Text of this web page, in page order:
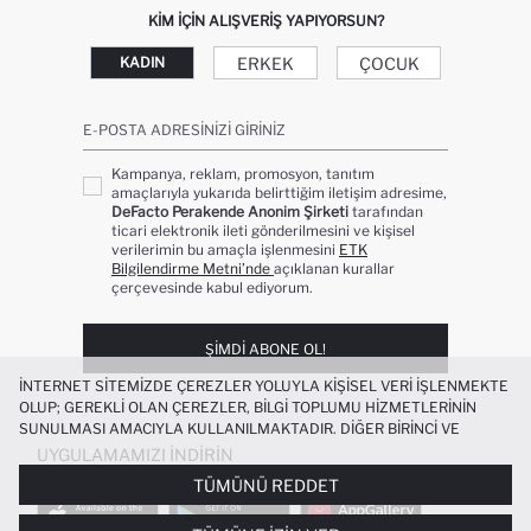
KIM IÇIN ALIŞVERIŞ YAPIYORSUN?
KADIN ERKEK ÇOCUK
E-POSTA ADRESINIZI GIRINIZ
Kampanya, reklam, promosyon, tanıtım
amaçlarıyla yukarıda belirttiğim iletişim adresime,
DeFacto Perakende Anonim Şirketi tarafından
ticari elektronik ileti gönderilmesini ve kişisel
verilerimin bu amaçla işlenmesini ETK
Bilgilendirme Metni’nde açıklanan kurallar
çerçevesinde kabul ediyorum.
ŞIMDI ABONE OL!
UYGULAMAMIZI İNDIRIN
İNTERNET SITEMIZDE ÇEREZLER YOLUYLA KIŞISEL VERI IŞLENMEKTE
OLUP; GEREKLI OLAN ÇEREZLER, BILGI TOPLUMU HIZMETLERININ
SUNULMASI AMACIYLA KULLANILMAKTADIR. DIĞER BIRINCI VE
ÜÇÜNCÜ TARAF ÇEREZLER ISE SIZE DAHA IYI BIR ALIŞVERIŞ
DENEYIMI SUNULABILMESI, SITEMIZIN DAHA IŞLEVSEL KILINMASI VE
KIŞISELLEŞTIRMESI VE AÇIK RIZA VERMENIZ HALINDE, SIZLERE
YÖNELIK PAZARLAMA FAALIYETLERININ YAPILMASI AMAÇLARIYLA
TÜMÜNÜ REDDET